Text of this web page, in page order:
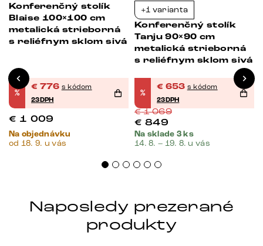
-23%
Konferenčný stolík
Blaise 100×100 cm
metalická strieborná
s reliéfnym sklom sivá
%
€ 776 s kódom
23DPH
€ 1 009
Na objednávku
od 18. 9. u vás
+1 varianta
Konferenčný stolík
Tanju 90×90 cm
metalická strieborná
s reliéfnym sklom sivá
%
€ 653 s kódom
23DPH
€1 069
€ 849
Na sklade 3 ks
14. 8. – 19. 8. u vás
Naposledy prezerané
produkty